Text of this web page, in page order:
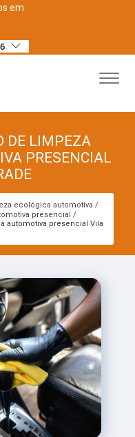
em
DE LIMPEZA
PRESENCIAL
ecológica automotiva
presencial
automotiva presencial Vila